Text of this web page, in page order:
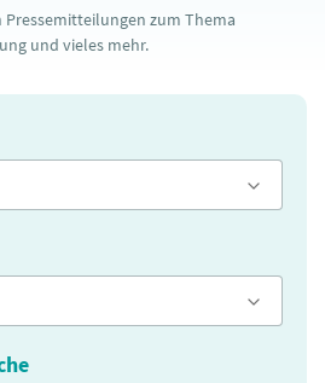
zum Thema
und vieles mehr.